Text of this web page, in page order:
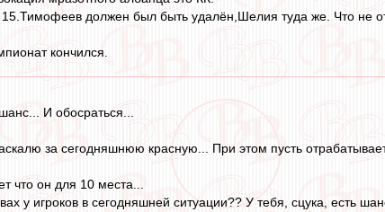
должен был быть удалён,Шелия туда же. Что не
кончился.
И обосраться...
за сегодняшнюю красную... При этом пусть
что он для 10 места...
у игроков в сегодняшней ситуации?? У тебя, сцука, есть